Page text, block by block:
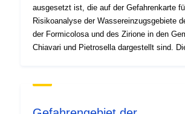
ausgesetzt ist, die auf der Gefahrenkarte
Risikoanalyse der Wassereinzugsgebiete
der Formicolosa und des Zirione in den
Chiavari und Pietrosella dargestellt sind.
das Hochwasserrisiko in diesen